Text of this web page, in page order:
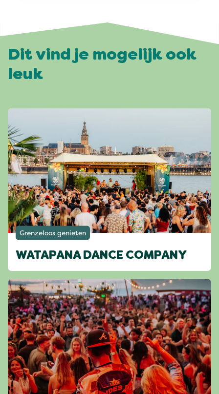
Dit vind je mogelijk ook
leuk
Grenzeloos genieten
WATAPANA DANCE COMPANY